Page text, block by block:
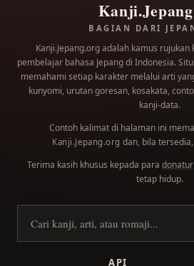
BAGIAN DARI
Kanji.Jepang.org adalah kamus rujukan
pembelajar bahasa Jepang di Indonesia.
memahami setiap karakter melalui arti
kunyomi, urutan goresan, kosakata,
kanji-data.
Contoh kalimat di halaman ini
Kanji.Jepang.org dan, bila
Terima kasih khusus kepada para donatur
tetap hidup.
Cari kanji
API